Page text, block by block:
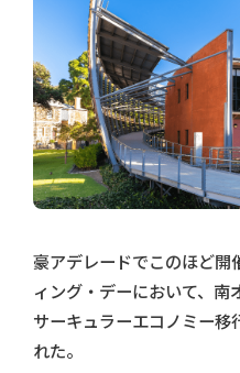
豪アデレードでこのほど開
ィング・デーにおいて、南
サーキュラーエコノミー移
れた。